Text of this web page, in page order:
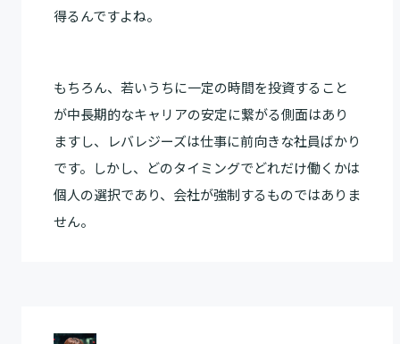
得るんですよね。
もちろん、若いうちに一定の時間を投資すること
が中長期的なキャリアの安定に繋がる側面はあり
ますし、レバレジーズは仕事に前向きな社員ばかり
です。しかし、どのタイミングでどれだけ働くかは
個人の選択であり、会社が強制するものではありま
せん。